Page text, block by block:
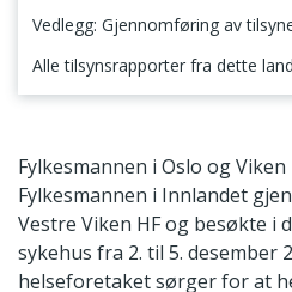
Vedlegg: Gjennomføring av
Alle tilsynsrapporter fra dette
Fylkesmannen i Oslo og
Fylkesmannen i Innlandet
Vestre Viken HF og besøkte i
sykehus fra 2. til 5. desember
helseforetaket sørger for at